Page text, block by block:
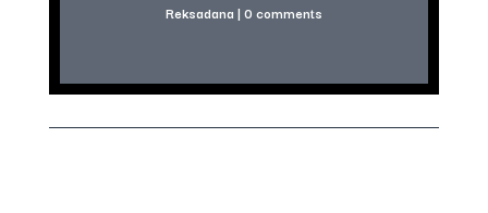
Reksadana | 0 comments